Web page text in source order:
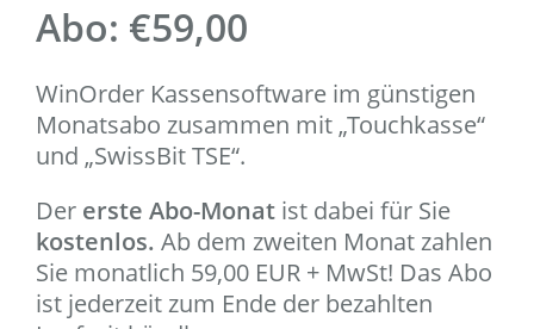
Abo: €59,00
WinOrder Kassensoftware im günstigen
Monatsabo zusammen mit „Touchkasse“
und „SwissBit TSE“.
Der erste Abo-Monat ist dabei für Sie
kostenlos. Ab dem zweiten Monat zahlen
Sie monatlich 59,00 EUR + MwSt! Das Abo
ist jederzeit zum Ende der bezahlten